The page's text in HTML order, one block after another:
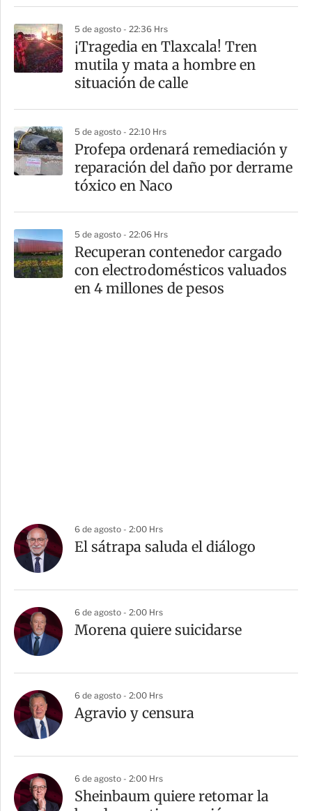
5 de agosto - 22:36 Hrs
¡Tragedia en Tlaxcala! Tren
mutila y mata a hombre en
situación de calle
5 de agosto - 22:10 Hrs
Profepa ordenará remediación y
reparación del daño por derrame
tóxico en Naco
5 de agosto - 22:06 Hrs
Recuperan contenedor cargado
con electrodomésticos valuados
en 4 millones de pesos
6 de agosto - 2:00 Hrs
El sátrapa saluda el diálogo
6 de agosto - 2:00 Hrs
Morena quiere suicidarse
6 de agosto - 2:00 Hrs
Agravio y censura
6 de agosto - 2:00 Hrs
Sheinbaum quiere retomar la